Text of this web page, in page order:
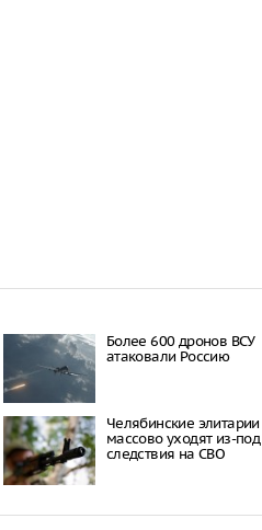
Более 600 дронов ВСУ
атаковали Россию
Челябинские элитарии
массово уходят из-под
следствия на СВО